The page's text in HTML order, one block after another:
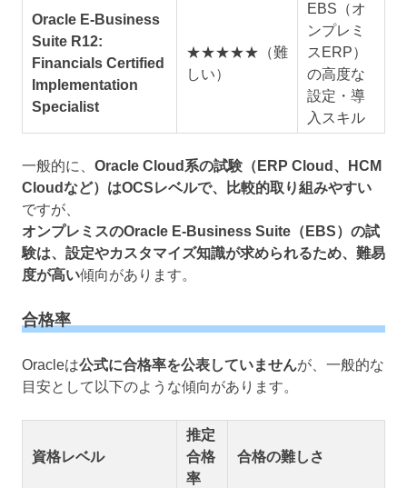
Oracle E-Business
Suite R12:
Financials Certified
Implementation
Specialist
★★★★★（難
しい）
EBS（オ
ンプレミ
スERP）
の高度な
設定・導
入スキル
一般的に、 Oracle Cloud系の試験（ERP Cloud、HCM
Cloudなど）はOCSレベルで、比較的取り組みやすい
ですが、
オンプレミスのOracle E-Business Suite（EBS）の試
験は、設定やカスタマイズ知識が求められるため、難易
度が高い傾向があります。
合格率
Oracleは公式に合格率を公表していませんが、一般的な
目安として以下のような傾向があります。
資格レベル
推定
合格
率
合格の難しさ